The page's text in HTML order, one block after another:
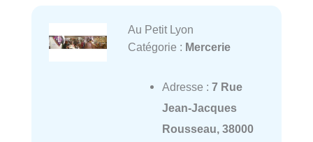
Au Petit Lyon
Catégorie : Mercerie
Adresse : 7 Rue
Jean-Jacques
Rousseau, 38000